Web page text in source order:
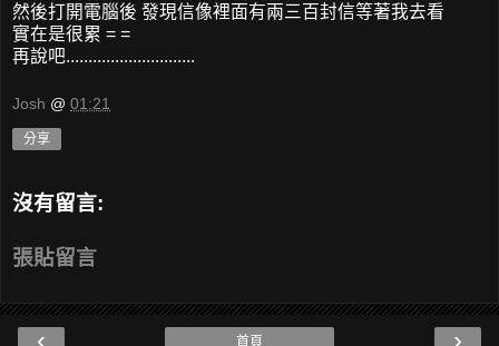
然後打開電腦後 發現信像裡面有兩三百封信等著我去看
實在是很累 = =
再說吧.............................
Josh @ 01:21
分享
沒有留言:
張貼留言
首頁